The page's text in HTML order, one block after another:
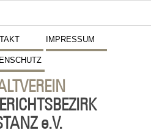
IMPRESSUM
e.V.